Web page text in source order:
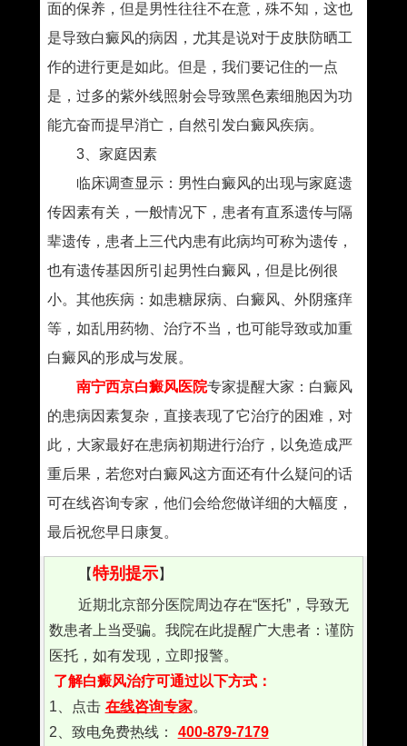
面的保养，但是男性往往不在意，殊不知，这也
是导致白癜风的病因，尤其是说对于皮肤防晒工
作的进行更是如此。但是，我们要记住的一点
是，过多的紫外线照射会导致黑色素细胞因为功
能亢奋而提早消亡，自然引发白癜风疾病。
3、家庭因素
临床调查显示：男性白癜风的出现与家庭遗
传因素有关，一般情况下，患者有直系遗传与隔
辈遗传，患者上三代内患有此病均可称为遗传，
也有遗传基因所引起男性白癜风，但是比例很
小。其他疾病：如患糖尿病、白癜风、外阴瘙痒
等，如乱用药物、治疗不当，也可能导致或加重
白癜风的形成与发展。
南宁西京白癜风医院专家提醒大家：白癜风
的患病因素复杂，直接表现了它治疗的困难，对
此，大家最好在患病初期进行治疗，以免造成严
重后果，若您对白癜风这方面还有什么疑问的话
可在线咨询专家，他们会给您做详细的大幅度，
最后祝您早日康复。
【特别提示】
近期北京部分医院周边存在“医托”，导致无
数患者上当受骗。我院在此提醒广大患者：谨防
医托，如有发现，立即报警。
了解白癜风治疗可通过以下方式：
1、点击 在线咨询专家。
2、致电免费热线：
400-879-7179